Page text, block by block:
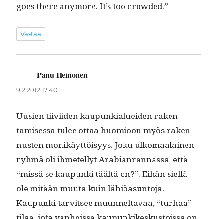
goes there any­more. It’s too crowded.”
Vastaa
Panu Heinonen
9.2.2012 12:40
Uusien tiivi­iden kaupunkialuei­den rak­en­
tamises­sa tulee ottaa huomioon myös raken­
nusten monikäyt­töisyys. Joku ulko­maalainen
ryh­mä oli ihme­tel­lyt Ara­bi­an­ran­nas­sa, että
“mis­sä se kaupun­ki täältä on?”. Eihän siel­lä
ole mitään muu­ta kuin lähiöasuntoja.
Kaupun­ki tarvit­see muun­neltavaa, “turhaa”